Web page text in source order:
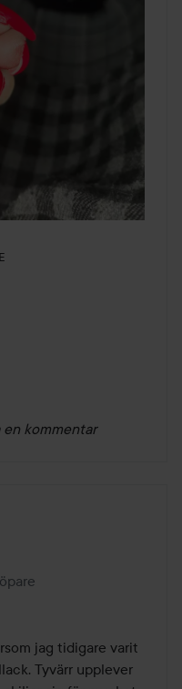
kommentar
jag tidigare varit
Tyvärr upplever